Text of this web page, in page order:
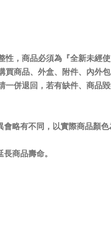
性，商品必須為『全新未經使
買商品、外盒、附件、內外包
一併退回，若有缺件、商品
會略有不同，以實際商品顏色
商品壽命。